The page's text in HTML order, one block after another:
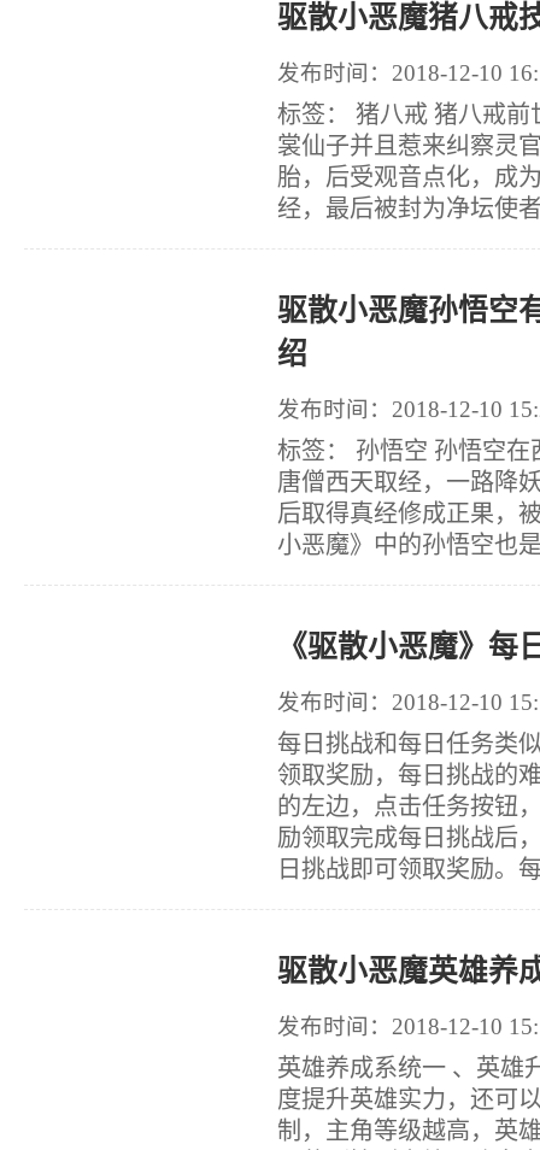
驱散小恶魔猪八戒
发布时间：2018-12-10
标签： 猪八戒 猪八戒
裳仙子并且惹来纠察灵
胎，后受观音点化，成
经，最后被封为净坛使
驱散小恶魔孙悟空
绍
发布时间：2018-12-10
标签： 孙悟空 孙悟空
唐僧西天取经，一路降
后取得真经修成正果，
小恶魔》中的孙悟空也
《驱散小恶魔》每
发布时间：2018-12-10
每日挑战和每日任务类
领取奖励，每日挑战的
的左边，点击任务按钮
励领取完成每日挑战后
日挑战即可领取奖励。
驱散小恶魔英雄养
发布时间：2018-12-10
英雄养成系统一 、英雄
度提升英雄实力，还可
制，主角等级越高，英